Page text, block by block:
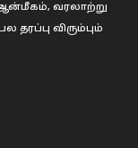
வரலாற்று
விரும்பும்